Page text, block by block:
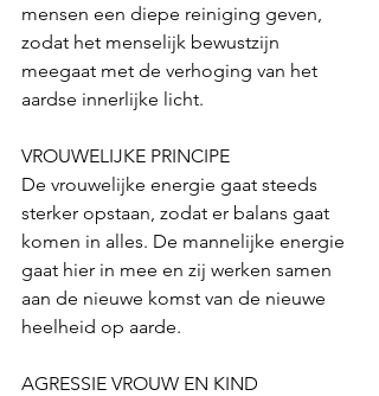
mensen een diepe reiniging geven,
zodat het menselijk bewustzijn
meegaat met de verhoging van het
aardse innerlijke licht.
VROUWELIJKE PRINCIPE
De vrouwelijke energie gaat steeds
sterker opstaan, zodat er balans gaat
komen in alles. De mannelijke energie
gaat hier in mee en zij werken samen
aan de nieuwe komst van de nieuwe
heelheid op aarde.
AGRESSIE VROUW EN KIND